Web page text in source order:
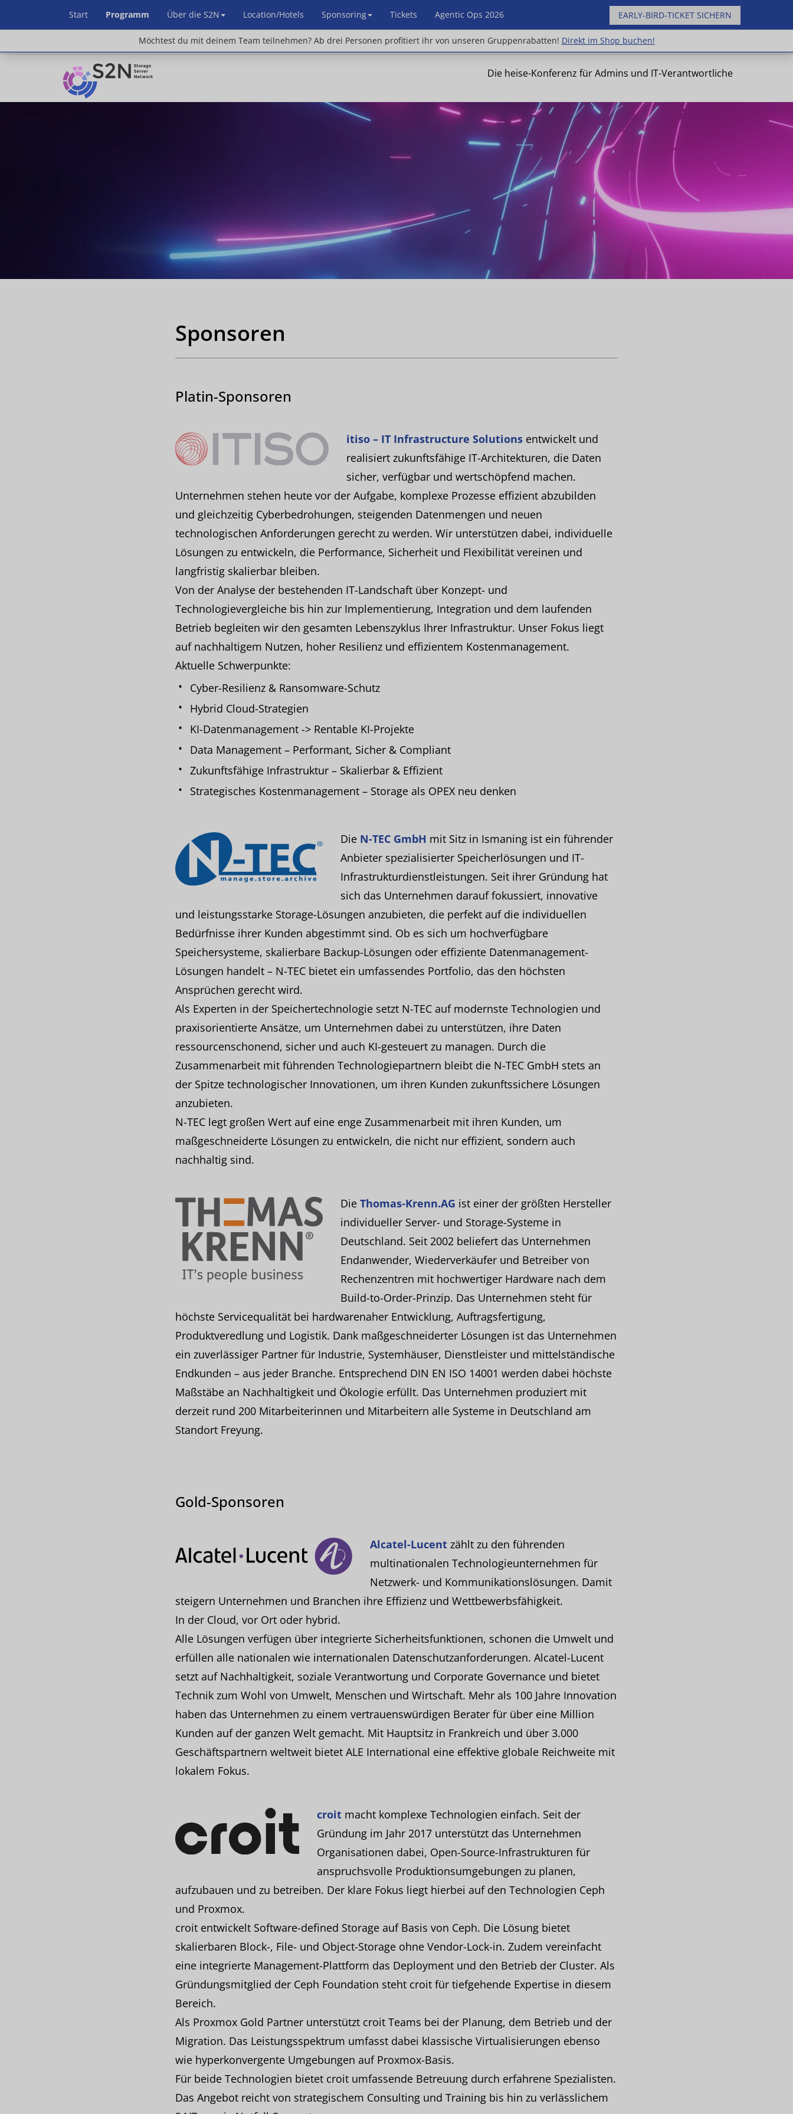
Start Programm Über die S2N Location/Hotels Sponsoring Tickets Agentic Ops 2026 EARLY-BIRD-TICKET SICHERN
Möchtest du mit deinem Team teilnehmen? Ab drei Personen profitiert ihr von unseren Gruppenrabatten! Direkt im Shop buchen!
Möchtest du mit deinem Team teilnehmen? Ab drei Personen profitiert ihr von unseren Gruppenrabatten!Direkt im Shop buchen!
Die heise-Konferenz für Admins und IT-Verantwortliche
Sponsoren
Platin-Sponsoren
itiso – IT Infrastructure Solutions entwickelt und
realisiert zukunftsfähige IT-Architekturen, die Daten
sicher, verfügbar und wertschöpfend machen.
Unternehmen stehen heute vor der Aufgabe, komplexe Prozesse effizient abzubilden
und gleichzeitig Cyberbedrohungen, steigenden Datenmengen und neuen
technologischen Anforderungen gerecht zu werden. Wir unterstützen dabei, individuelle
Lösungen zu entwickeln, die Performance, Sicherheit und Flexibilität vereinen und
langfristig skalierbar bleiben.
Von der Analyse der bestehenden IT-Landschaft über Konzept- und
Technologievergleiche bis hin zur Implementierung, Integration und dem laufenden
Betrieb begleiten wir den gesamten Lebenszyklus Ihrer Infrastruktur. Unser Fokus liegt
auf nachhaltigem Nutzen, hoher Resilienz und effizientem Kostenmanagement.
Aktuelle Schwerpunkte:
Cyber-Resilienz & Ransomware-Schutz
Hybrid Cloud-Strategien
KI-Datenmanagement -> Rentable KI-Projekte
Data Management – Performant, Sicher & Compliant
Zukunftsfähige Infrastruktur – Skalierbar & Effizient
Strategisches Kostenmanagement – Storage als OPEX neu denken
Die N-TEC GmbH mit Sitz in Ismaning ist ein führender
Anbieter spezialisierter Speicherlösungen und IT-
Infrastrukturdienstleistungen. Seit ihrer Gründung hat
sich das Unternehmen darauf fokussiert, innovative
und leistungsstarke Storage-Lösungen anzubieten, die perfekt auf die individuellen
Bedürfnisse ihrer Kunden abgestimmt sind. Ob es sich um hochverfügbare
Speichersysteme, skalierbare Backup-Lösungen oder effiziente Datenmanagement-
Lösungen handelt – N-TEC bietet ein umfassendes Portfolio, das den höchsten
Ansprüchen gerecht wird.
Als Experten in der Speichertechnologie setzt N-TEC auf modernste Technologien und
praxisorientierte Ansätze, um Unternehmen dabei zu unterstützen, ihre Daten
ressourcenschonend, sicher und auch KI-gesteuert zu managen. Durch die
Zusammenarbeit mit führenden Technologiepartnern bleibt die N-TEC GmbH stets an
der Spitze technologischer Innovationen, um ihren Kunden zukunftssichere Lösungen
anzubieten.
N-TEC legt großen Wert auf eine enge Zusammenarbeit mit ihren Kunden, um
maßgeschneiderte Lösungen zu entwickeln, die nicht nur effizient, sondern auch
nachhaltig sind.
Die Thomas-Krenn.AG ist einer der größten Hersteller
individueller Server- und Storage-Systeme in
Deutschland. Seit 2002 beliefert das Unternehmen
Endanwender, Wiederverkäufer und Betreiber von
Rechenzentren mit hochwertiger Hardware nach dem
Build-to-Order-Prinzip. Das Unternehmen steht für
höchste Servicequalität bei hardwarenaher Entwicklung, Auftragsfertigung,
Produktveredlung und Logistik. Dank maßgeschneiderter Lösungen ist das Unternehmen
ein zuverlässiger Partner für Industrie, Systemhäuser, Dienstleister und mittelständische
Endkunden – aus jeder Branche. Entsprechend DIN EN ISO 14001 werden dabei höchste
Maßstäbe an Nachhaltigkeit und Ökologie erfüllt. Das Unternehmen produziert mit
derzeit rund 200 Mitarbeiterinnen und Mitarbeitern alle Systeme in Deutschland am
Standort Freyung.
Gold-Sponsoren
Alcatel-Lucent zählt zu den führenden
multinationalen Technologieunternehmen für
Netzwerk- und Kommunikationslösungen. Damit
steigern Unternehmen und Branchen ihre Effizienz und Wettbewerbsfähigkeit.
In der Cloud, vor Ort oder hybrid.
Alle Lösungen verfügen über integrierte Sicherheitsfunktionen, schonen die Umwelt und
erfüllen alle nationalen wie internationalen Datenschutzanforderungen. Alcatel-Lucent
setzt auf Nachhaltigkeit, soziale Verantwortung und Corporate Governance und bietet
Technik zum Wohl von Umwelt, Menschen und Wirtschaft. Mehr als 100 Jahre Innovation
haben das Unternehmen zu einem vertrauenswürdigen Berater für über eine Million
Kunden auf der ganzen Welt gemacht. Mit Hauptsitz in Frankreich und über 3.000
Geschäftspartnern weltweit bietet ALE International eine effektive globale Reichweite mit
lokalem Fokus.
croit macht komplexe Technologien einfach. Seit der
Gründung im Jahr 2017 unterstützt das Unternehmen
Organisationen dabei, Open-Source-Infrastrukturen für
anspruchsvolle Produktionsumgebungen zu planen,
aufzubauen und zu betreiben. Der klare Fokus liegt hierbei auf den Technologien Ceph
und Proxmox.
croit entwickelt Software-defined Storage auf Basis von Ceph. Die Lösung bietet
skalierbaren Block-, File- und Object-Storage ohne Vendor-Lock-in. Zudem vereinfacht
eine integrierte Management-Plattform das Deployment und den Betrieb der Cluster. Als
Gründungsmitglied der Ceph Foundation steht croit für tiefgehende Expertise in diesem
Bereich.
Als Proxmox Gold Partner unterstützt croit Teams bei der Planung, dem Betrieb und der
Migration. Das Leistungsspektrum umfasst dabei klassische Virtualisierungen ebenso
wie hyperkonvergente Umgebungen auf Proxmox-Basis.
Für beide Technologien bietet croit umfassende Betreuung durch erfahrene Spezialisten.
Das Angebot reicht von strategischem Consulting und Training bis hin zu verlässlichem